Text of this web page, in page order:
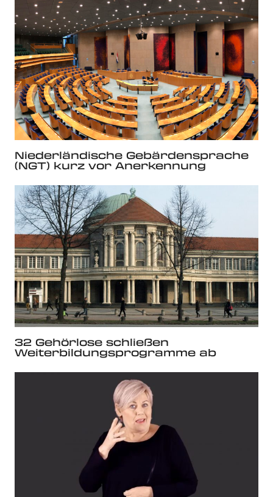
Niederländische Gebärdensprache
(NGT) kurz vor Anerkennung
32 Gehörlose schließen
Weiterbildungsprogramme ab